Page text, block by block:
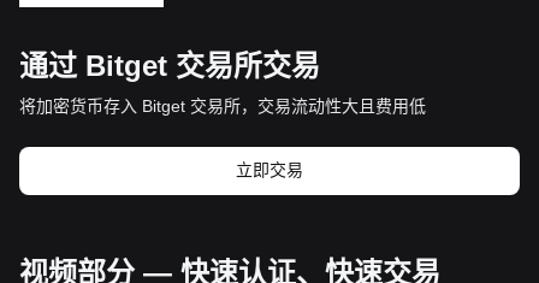
通过 Bitget 交易所交易
将加密货币存入 Bitget 交易所，交易流动性大且费用低
立即交易
视频部分 — 快速认证、快速交易